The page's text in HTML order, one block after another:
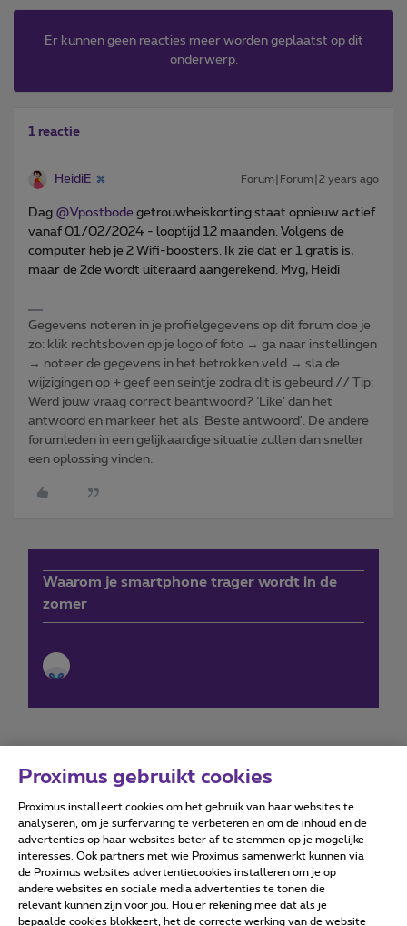
Er kunnen geen reacties meer worden geplaatst op dit
onderwerp.
1 reactie
HeidiE Forum|Forum|2 years ago
Dag @Vpostbode getrouwheiskorting staat opnieuw actief
vanaf 01/02/2024 - looptijd 12 maanden. Volgens de
computer heb je 2 Wifi-boosters. Ik zie dat er 1 gratis is,
maar de 2de wordt uiteraard aangerekend. Mvg, Heidi
Gegevens noteren in je profielgegevens op dit forum doe je
zo: klik rechtsboven op je logo of foto → ga naar instellingen
→ noteer de gegevens in het betrokken veld → sla de
wijzigingen op + geef een seintje zodra dit is gebeurd // Tip:
Werd jouw vraag correct beantwoord? ‘Like’ dan het
antwoord en markeer het als 'Beste antwoord'. De andere
forumleden in een gelijkaardige situatie zullen dan sneller
een oplossing vinden.
Waarom je smartphone trager wordt in de
zomer
Forumvoorwaarden Accessibility statement
Alle rechten voorbehouden. © Proximus
Proximus gebruikt cookies
Proximus installeert cookies om het gebruik van haar websites te
analyseren, om je surfervaring te verbeteren en om de inhoud en de
advertenties op haar websites beter af te stemmen op je mogelijke
interesses. Ook partners met wie Proximus samenwerkt kunnen via
de Proximus websites advertentiecookies installeren om je op
andere websites en sociale media advertenties te tonen die
relevant kunnen zijn voor jou. Hou er rekening mee dat als je
bepaalde cookies blokkeert, het de correcte werking van de website